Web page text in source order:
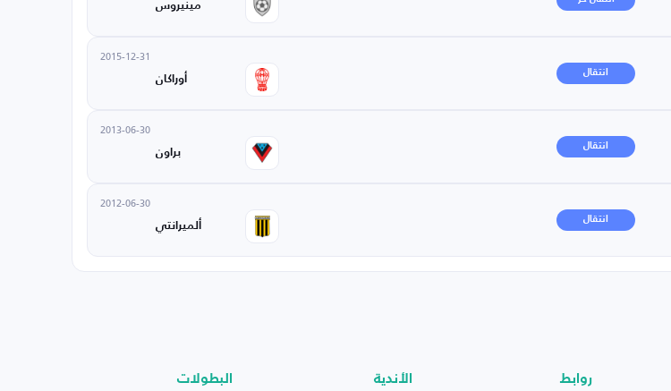
مينيروس
انتقال
2015-12-31
أوراكان
انتقال
2013-06-30
براون
انتقال
2012-06-30
ألميرانتي
روابط الأندية البطولات